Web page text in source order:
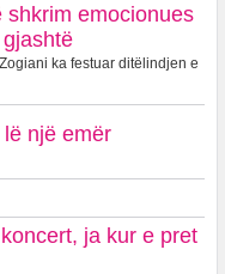
shkrim emocionues
ka festuar ditëlindjen e
një emër
ja kur e pret